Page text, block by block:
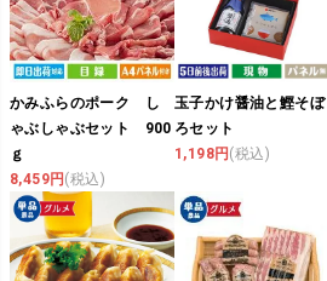
かみふらのポーク し
ゃぶしゃぶセット 900
ｇ
8,459円 (税込)
玉子かけ醤油と鰹そぼ
ろセット
1,198円 (税込)